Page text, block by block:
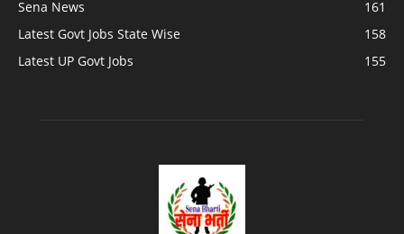
Sena News
161
Latest Govt Jobs State Wise
158
Latest UP Govt Jobs
155